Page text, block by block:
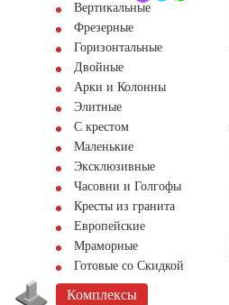
Вертикальные
Фрезерные
Горизонтальные
Двойные
Арки и Колонны
Элитные
С крестом
Маленькие
Эксклюзивные
Часовни и Голгофы
Кресты из гранита
Европейские
Мраморные
Готовые со Скидкой
Комплексы